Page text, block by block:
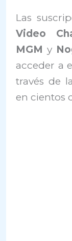
Las
Video
MGM y
acceder a
través de
en cientos